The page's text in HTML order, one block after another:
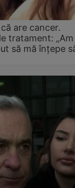
are cancer.
tratament:
să mă înțepe